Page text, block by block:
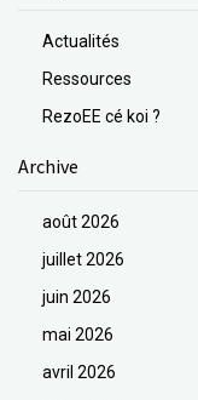
Actualités
Ressources
RezoEE cé koi ?
Archive
août 2026
juillet 2026
juin 2026
mai 2026
avril 2026